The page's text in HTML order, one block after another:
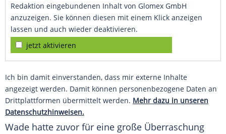
Redaktion eingebundenen Inhalt von Glomex GmbH
anzuzeigen. Sie können diesen mit einem Klick anzeigen
lassen und auch wieder deaktivieren.
jetzt aktivieren
Ich bin damit einverstanden, dass mir externe Inhalte
angezeigt werden. Damit können personenbezogene Daten an
Drittplattformen übermittelt werden. Mehr dazu in unseren
Datenschutzhinweisen.
Wade hatte zuvor für eine große Überraschung